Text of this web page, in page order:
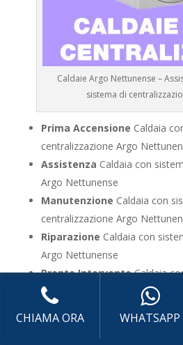
Caldaie Argo Nettunense –
sistema di
Prima Accensione Caldaia
centralizzazione Argo
Assistenza Caldaia con
Argo Nettunense
Manutenzione Caldaia con
centralizzazione Argo
Riparazione Caldaia con
Argo Nettunense
Pronto InterventoCaldaia
centralizzazione Argo
Caldaia con
CHIAMA ORA WHATSAPP